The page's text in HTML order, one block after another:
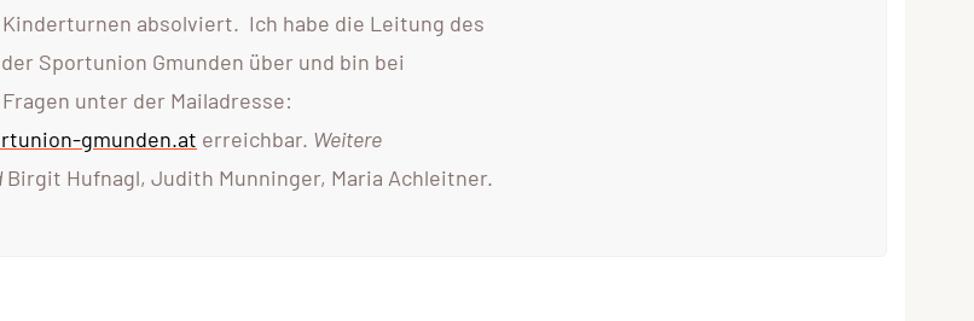
absolviert. Ich habe die Leitung des
Sportunion Gmunden über und bin bei
unter der Mailadresse:
gmunden.at erreichbar. Weitere
Birgit Hufnagl, Judith Munninger, Maria Achleitner.